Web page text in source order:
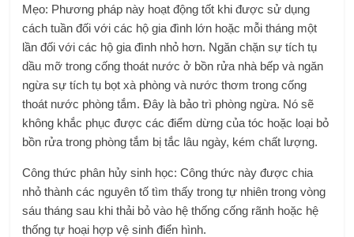
Mẹo: Phương pháp này hoạt động tốt khi được sử dụng
cách tuần đối với các hộ gia đình lớn hoặc mỗi tháng một
lần đối với các hộ gia đình nhỏ hơn. Ngăn chặn sự tích tụ
dầu mỡ trong cống thoát nước ở bồn rửa nhà bếp và ngăn
ngừa sự tích tụ bọt xà phòng và nước thơm trong cống
thoát nước phòng tắm. Đây là bảo trì phòng ngừa. Nó sẽ
không khắc phục được các điểm dừng của tóc hoặc loại bỏ
bồn rửa trong phòng tắm bị tắc lâu ngày, kém chất lượng.
Công thức phân hủy sinh học: Công thức này được chia
nhỏ thành các nguyên tố tìm thấy trong tự nhiên trong vòng
sáu tháng sau khi thải bỏ vào hệ thống cống rãnh hoặc hệ
thống tự hoại hợp vệ sinh điển hình.